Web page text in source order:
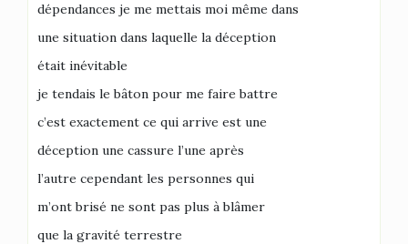
dépendances je me mettais moi même dans
une situation dans laquelle la déception
était inévitable
je tendais le bâton pour me faire battre
c’est exactement ce qui arrive est une
déception une cassure l’une après
l’autre cependant les personnes qui
m’ont brisé ne sont pas plus à blâmer
que la gravité terrestre